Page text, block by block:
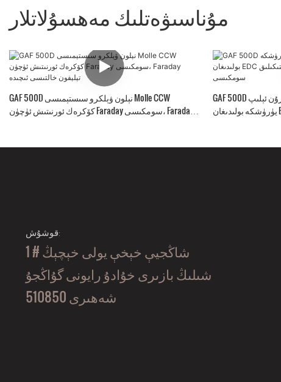
مۇناسىۋەتلىك مەھسۇلاتلار
GAF 500D نېلون ۋېلكرو سىستېمىسى Molle CCW
كۆكرەك ئورنىتىش ئۈچۈن Faraday سومكىسى، Faraday
GAF 500D نىلون سىرتقى موللې يوشۇرۇن ئېلىپ
يۈرۈشكە بولىدىغان EDC بەل خالتىلىرى تاكتىكىلىق Fanny
قوشۇش:
1 # شاڭجيې خېخې يولى خېچېڭ
شىلىڭ بازىرى خۇادۇ رايونى گۇاڭجۇ
شەھىرى 510850